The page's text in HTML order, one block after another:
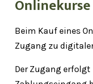
Onlinekurse
Beim Kauf eines
Zugang zu
Der Zugang erfolgt